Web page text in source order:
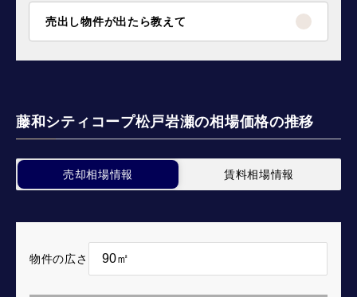
売出し物件が出たら教えて
藤和シティコープ松戸岩瀬の相場価格の推移
売却相場情報 賃料相場情報
物件の広さ